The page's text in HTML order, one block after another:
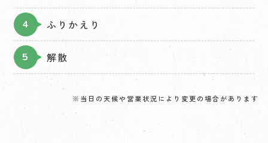
ふりかえり
解散
※当日の天候や営業状況により変更の場合があります